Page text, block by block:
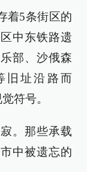
着5条街区的
中东铁路遗
部、沙俄森
旧址沿路而
符号。
。那些承载
中被遗忘的